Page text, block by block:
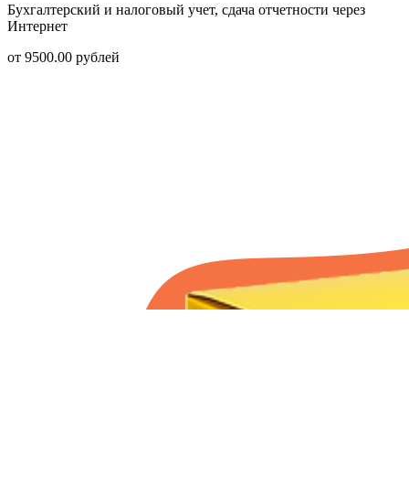
Бухгалтерский и налоговый учет, сдача отчетности через
Интернет
от 9500.00 рублей